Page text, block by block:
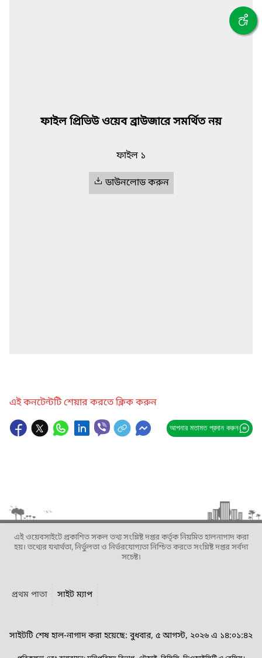
ফাইল প্রিভিউ ওয়েব ব্রাউজারে সমর্থিত নয়
ফাইল ১
ডাউনলোড করুন
এই কনটেন্টটি শেয়ার করতে ক্লিক করুন
আপনার মতামত প্রদান করুন
এই ওয়েবসাইটে প্রকাশিত সকল তথ্য সংশ্লিষ্ট দপ্তর কর্তৃক নিয়মিত হালনাগাদ করা
হয়। তথ্যের যথার্থতা, নির্ভুলতা ও নির্ভরযোগ্যতা নিশ্চিত করতে সংশ্লিষ্ট দপ্তর সর্বদা
সচেষ্ট।
প্রথম পাতা সাইট ম্যাপ
সাইটটি শেষ হাল-নাগাদ করা হয়েছে: বুধবার, ৫ আগস্ট, ২০২৬ এ ১৪:০১:৪২